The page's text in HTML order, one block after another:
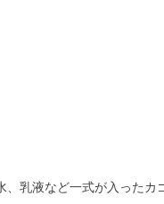
乳液など一式が入ったカ